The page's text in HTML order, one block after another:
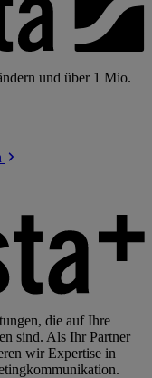
und über 1 Mio.
die auf Ihre
sind. Als Ihr Partner
wir Expertise in